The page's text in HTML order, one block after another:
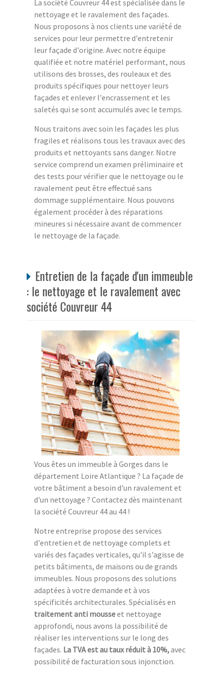
La société Couvreur 44 est spécialisée dans le
nettoyage et le ravalement des façades.
Nous proposons à nos clients une variété de
services pour leur permettre d'entretenir
leur façade d'origine. Avec notre équipe
qualifiée et notre matériel performant, nous
utilisons des brosses, des rouleaux et des
produits spécifiques pour nettoyer leurs
façades et enlever l'encrassement et les
saletés qui se sont accumulés avec le temps.
Nous traitons avec soin les façades les plus
fragiles et réalisons tous les travaux avec des
produits et nettoyants sans danger. Notre
service comprend un examen préliminaire et
des tests pour vérifier que le nettoyage ou le
ravalement peut être effectué sans
dommage supplémentaire. Nous pouvons
également procéder à des réparations
mineures si nécessaire avant de commencer
le nettoyage de la façade.
Entretien de la façade d'un immeuble
: le nettoyage et le ravalement avec
société Couvreur 44
Vous êtes un immeuble à Gorges dans le
département Loire Atlantique ? La façade de
votre bâtiment a besoin d'un ravalement et
d'un nettoyage ? Contactez dès maintenant
la société Couvreur 44 au 44 !
Notre entreprise propose des services
d'entretien et de nettoyage complets et
variés des façades verticales, qu'il s'agisse de
petits bâtiments, de maisons ou de grands
immeubles. Nous proposons des solutions
adaptées à votre demande et à vos
spécificités architecturales. Spécialisés en
traitement anti mousseet nettoyage
approfondi, nous avons la possibilité de
réaliser les interventions sur le long des
façades. La TVA est au taux réduit à 10%,avec
possibilité de facturation sous injonction.